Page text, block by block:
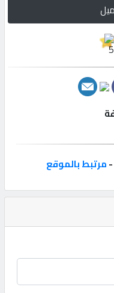
-مرتبط بالموقع